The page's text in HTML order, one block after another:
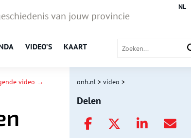
van jouw provincie
VIDEO’S KAART
NL
video → onh.nl > video >
Delen